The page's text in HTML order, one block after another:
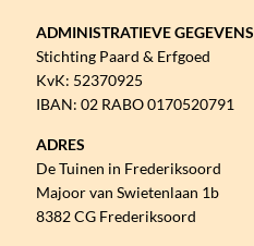
ADMINISTRATIEVE GEGEVENS
Stichting Paard & Erfgoed
KvK: 52370925
IBAN: 02 RABO 0170520791
ADRES
De Tuinen in Frederiksoord
Majoor van Swietenlaan 1b
8382 CG Frederiksoord